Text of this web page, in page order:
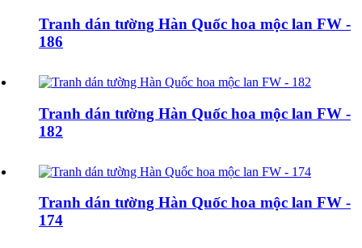
Tranh dán tường Hàn Quốc hoa mộc lan FW -
186
Tranh dán tường Hàn Quốc hoa mộc lan FW -
182
Tranh dán tường Hàn Quốc hoa mộc lan FW -
174